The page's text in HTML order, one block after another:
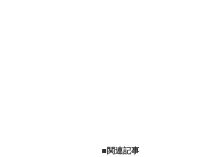
■関連記事